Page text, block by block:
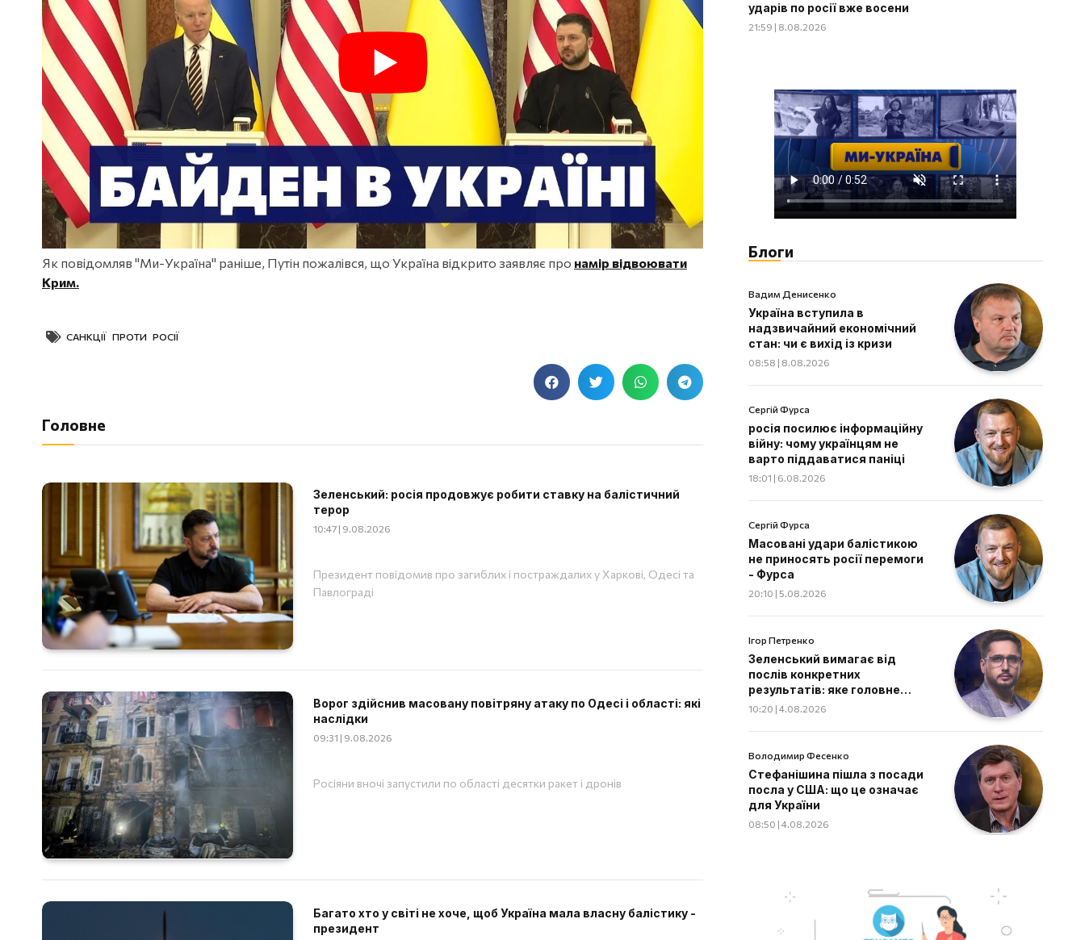
Як повідомляв "Ми-Україна" раніше, Путін пожалівся, що Україна відкрито заявляє про намір відвоювати
Крим.
САНКЦІЇ ПРОТИ РОСІЇ
Головне
Зеленський: росія продовжує робити ставку на балістичний
терор
10:47 | 9.08.2026
Президент повідомив про загиблих і постраждалих у Харкові, Одесі та
Павлограді
Ворог здійснив масовану повітряну атаку по Одесі і області: які
наслідки
09:31 | 9.08.2026
Росіяни вночі запустили по області десятки ракет і дронів
Багато хто у світі не хоче, щоб Україна мала власну балістику -
президент
ударів по росії вже восени
21:59 | 8.08.2026
Блоги
Вадим Денисенко
Україна вступила в
надзвичайний економічний
стан: чи є вихід із кризи
08:58 | 8.08.2026
Сергій Фурса
росія посилює інформаційну
війну: чому українцям не
варто піддаватися паніці
18:01 | 6.08.2026
Сергій Фурса
Масовані удари балістикою
не приносять росії перемоги
- Фурса
20:10 | 5.08.2026
Ігор Петренко
Зеленський вимагає від
послів конкретних
результатів: яке головне
завдання дипломатів
10:20 | 4.08.2026
Володимир Фесенко
Стефанішина пішла з посади
посла у США: що це означає
для України
08:50 | 4.08.2026